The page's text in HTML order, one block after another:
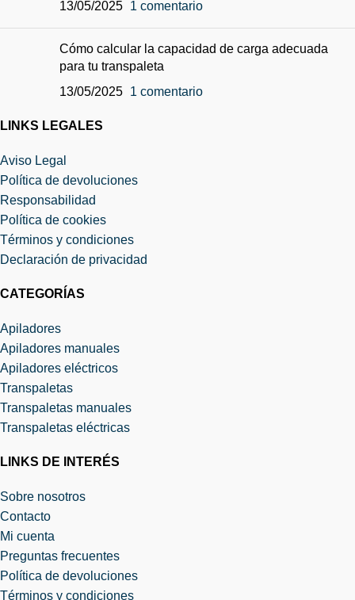
13/05/2025 1 comentario
Cómo calcular la capacidad de carga adecuada
para tu transpaleta
13/05/2025 1 comentario
LINKS LEGALES
Aviso Legal
Política de devoluciones
Responsabilidad
Política de cookies
Términos y condiciones
Declaración de privacidad
CATEGORÍAS
Apiladores
Apiladores manuales
Apiladores eléctricos
Transpaletas
Transpaletas manuales
Transpaletas eléctricas
LINKS DE INTERÉS
Sobre nosotros
Contacto
Mi cuenta
Preguntas frecuentes
Política de devoluciones
Términos y condiciones